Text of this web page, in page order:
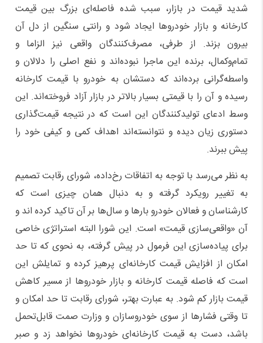
شدید قیمت در بازار، سبب شده فاصله‌ای بزرگ بین قیمت
کارخانه و بازار خودروها ایجاد شود و رانتی سنگین از دل آن
بیرون بزند. از طرفی، مصرف‌کنندگان واقعی نیز الزاما و
تمام‌و‌کمال، برنده این ماجرا نبوده‌اند و نفع اصلی را دلالان و
واسطه‌گرانی برده‌اند که دستشان به خودرو با قیمت کارخانه
رسیده و آن را با قیمتی بسیار بالاتر در بازار آزاد فروخته‌اند. این
وسط ادعای تولیدکنندگان این است که در نتیجه قیمت‌گذاری
دستوری زیان دیده و نتوانسته‌اند اهداف کمی و کیفی خود را
پیش ببرند.
به نظر می‌رسد با توجه به اتفاقات رخ‌داده، شورای رقابت تصمیم
به تغییر رویکرد گرفته و به دنبال همان چیزی است که
کارشناسان و فعالان خودرو بارها و سال‌ها بر آن تاکید کرده اند و
آن «واقعی‌سازی قیمت» است. این شورا البته استراتژی خاصی
برای پیاده‌سازی این فرمول در پیش گرفته، به نحوی که تا حد
امکان از افزایش قیمت کارخانه‌ای پرهیز کرده و تمایلش این
است که فاصله قیمت کارخانه و بازار خودروها از مسیر کاهش
قیمت بازار کم شود. به عبارت بهتر، شورای رقابت تا حد امکان و
تا وقتی فشارها از سوی خودروسازان و وزارت صمت قابل‌تحمل
باشد، دست به قیمت کارخانه‌ای خودروها نخواهد زد و صبر